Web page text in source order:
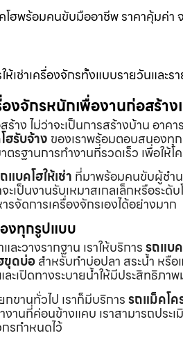
โฮพร้อมคนขับมืออาชีพ ราคาคุ้มค่
เช่าเครื่องจักรทั้งแบบรายวันและร
องจักรหนักเพื่องานก่อสร้า
าง ไม่ว่าจะเป็นการสร้างบ้าน อา
ฮรับจ้าง ของเราพร้อมตอบสนองทุ
ตรฐานการทำงานที่รวดเร็ว เพื่อใ
แบคโฮให้เช่า ที่มาพร้อมคนขับผู้ชำ
เป็นงานรับเหมาสเกลเล็กหรือระดั
จัดการเครื่องจักรเองได้อย่างมาก
งทุกรูปแบบ
ะวางรากฐาน เราให้บริการรถแบ
ขุดบ่อสำหรับทำบ่อปลา สระน้ำ หรื
เปิดทางระบายน้ำให้มีประสิทธิภา
ขานทั่วไป เราก็มีบริการรถแม็คโ
านที่ค่อนข้างแคบ เราสามารถประ
รกำหนดไว้